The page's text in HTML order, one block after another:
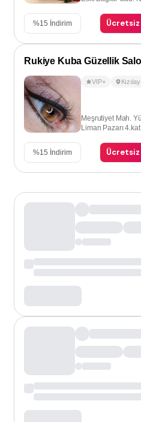
%15 İndirim
Rukiye Kuba Güzellik
VIP+ Kızılay
Meşrutiyet Mah. Yüksel Cad. No
%15 İndirim